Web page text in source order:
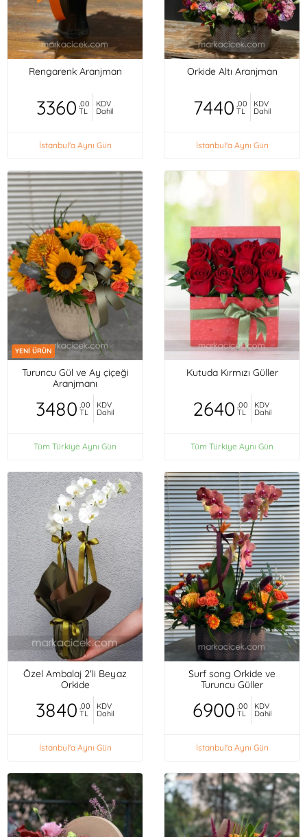
Rengarenk Aranjman
3360 ,00
TL
KDV
Dahil
İstanbul'a Aynı Gün
Orkide Altı Aranjman
7440 ,00
TL
KDV
Dahil
İstanbul'a Aynı Gün
YENİ ÜRÜN
Turuncu Gül ve Ay çiçeği
Aranjmanı
3480 ,00
TL
KDV
Dahil
Tüm Türkiye Aynı Gün
Kutuda Kırmızı Güller
2640 ,00
TL
KDV
Dahil
Tüm Türkiye Aynı Gün
Özel Ambalaj 2'li Beyaz
Orkide
3840 ,00
TL
KDV
Dahil
İstanbul'a Aynı Gün
Surf song Orkide ve
Turuncu Güller
6900 ,00
TL
KDV
Dahil
İstanbul'a Aynı Gün